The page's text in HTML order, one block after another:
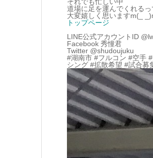
道場に足を運んでくれる
大変嬉しく思いますm(_
トップページ
LINE公式アカウントID
Facebook 秀憧君
Twitter @shudoujuku
#湖南市 #フルコン #空手
シング #拡散希望 #試合募